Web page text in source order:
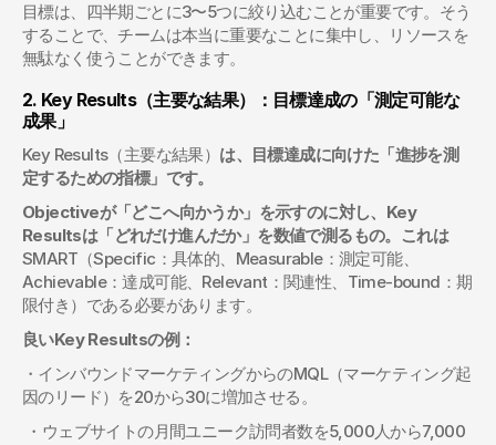
目標は、四半期ごとに3〜5つに絞り込むことが重要です。そう
することで、チームは本当に重要なことに集中し、リソースを
無駄なく使うことができます。
2. Key Results（主要な結果）：目標達成の「測定可能な
成果」
Key Results（主要な結果） は、目標達成に向けた「進捗を測
定するための指標」です。
Objectiveが「どこへ向かうか」を示すのに対し、Key
Resultsは「どれだけ進んだか」を数値で測るもの。これは
SMART（Specific：具体的、Measurable：測定可能、
Achievable：達成可能、Relevant：関連性、Time-bound：期
限付き）である必要があります。
良いKey Resultsの例：
・インバウンドマーケティングからのMQL（マーケティング起
因のリード）を20から30に増加させる。